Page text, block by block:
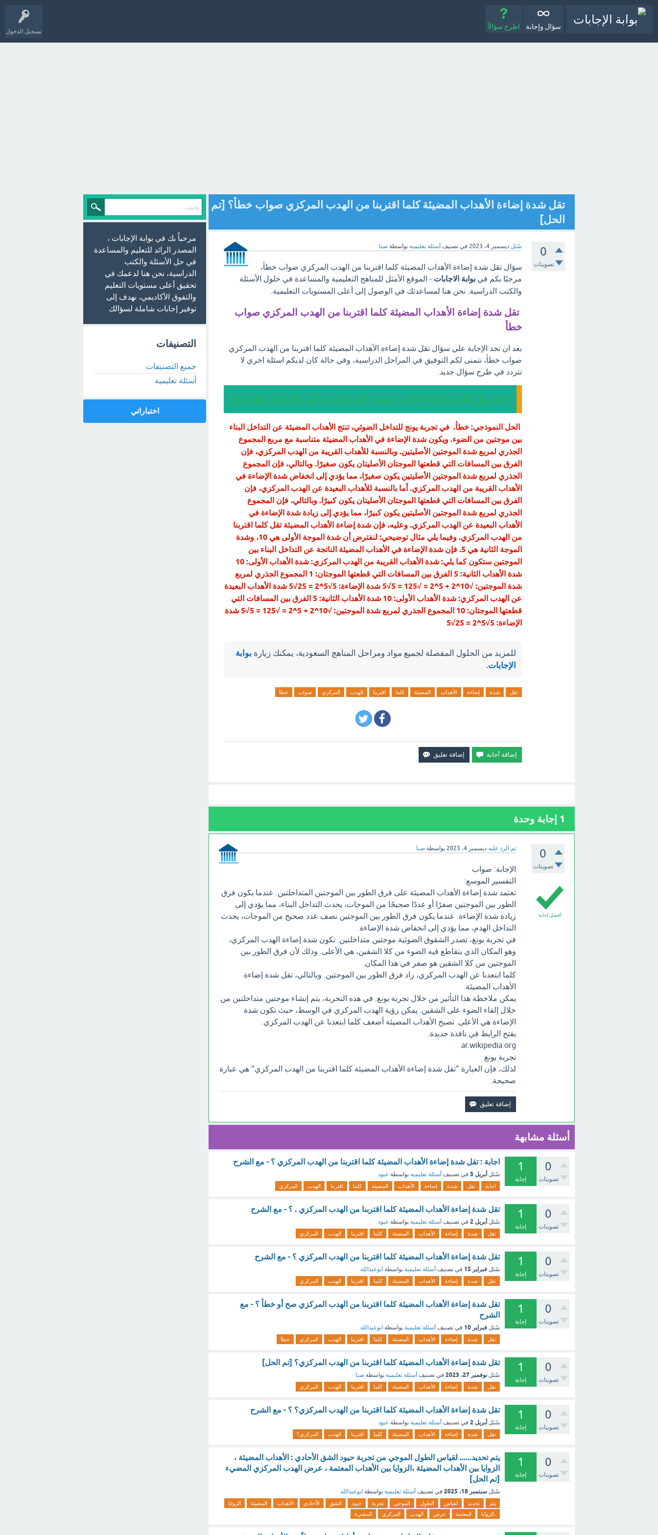
تسجيل الدخول
سؤال وإجابة اطرح سؤالاً
تقل شدة إضاءة الأهداب المضيئة كلما اقتربنا من الهدب المركزي صواب خطأ؟ [تم
الحل]
0
تصويتات
سُئل ديسمبر 4، 2023 في تصنيف أسئلة تعليمية بواسطة صبا
سؤال تقل شدة إضاءة الأهداب المضيئة كلما اقتربنا من الهدب المركزي صواب خطأ،
مرحبًا بكم في بوابة الاجابات - الموقع الأمثل للمناهج التعليمية والمساعدة في حلول الأسئلة
والكتب الدراسية. نحن هنا لمساعدتك في الوصول إلى أعلى المستويات التعليمية.
تقل شدة إضاءة الأهداب المضيئة كلما اقتربنا من الهدب المركزي صواب
خطأ
بعد ان تجد الإجابة علي سؤال تقل شدة إضاءة الأهداب المضيئة كلما اقتربنا من الهدب المركزي
صواب خطأ، نتمنى لكم التوفيق في المراحل الدراسية، وفي حالة كان لديكم اسئلة اخري لا
تتردد في طرح سؤال جديد.
إجابة سؤال تقل شدة إضاءة الأهداب المضيئة كلما اقتربنا من الهدب المركزي صواب خطأ
الحل النموذجي: خطأ. في تجربة يونج للتداخل الضوئي، تنتج الأهداب المضيئة عن التداخل البناء
بين موجتين من الضوء. ويكون شدة الإضاءة في الأهداب المضيئة متناسبة مع مربع المجموع
الجذري لمربع شدة الموجتين الأصليتين. وبالنسبة للأهداب القريبة من الهدب المركزي، فإن
الفرق بين المسافات التي قطعتها الموجتان الأصليتان يكون صغيرًا. وبالتالي، فإن المجموع
الجذري لمربع شدة الموجتين الأصليتين يكون صغيرًا، مما يؤدي إلى انخفاض شدة الإضاءة في
الأهداب القريبة من الهدب المركزي. أما بالنسبة للأهداب البعيدة عن الهدب المركزي، فإن
الفرق بين المسافات التي قطعتها الموجتان الأصليتان يكون كبيرًا. وبالتالي، فإن المجموع
الجذري لمربع شدة الموجتين الأصليتين يكون كبيرًا، مما يؤدي إلى زيادة شدة الإضاءة في
الأهداب البعيدة عن الهدب المركزي. وعليه، فإن شدة إضاءة الأهداب المضيئة تقل كلما اقتربنا
من الهدب المركزي. وفيما يلي مثال توضيحي: لنفترض أن شدة الموجة الأولى هي 10، وشدة
الموجة الثانية هي 5. فإن شدة الإضاءة في الأهداب المضيئة الناتجة عن التداخل البناء بين
الموجتين ستكون كما يلي: شدة الأهداب القريبة من الهدب المركزي: شدة الأهداب الأولى: 10
شدة الأهداب الثانية: 5 الفرق بين المسافات التي قطعتها الموجتان: 1 المجموع الجذري لمربع
شدة الموجتين: √10^2 + 5^2 = √125 = 5√5 شدة الإضاءة: 5√5^2 = 25√5 شدة الأهداب البعيدة
عن الهدب المركزي: شدة الأهداب الأولى: 10 شدة الأهداب الثانية: 5 الفرق بين المسافات التي
قطعتها الموجتان: 10 المجموع الجذري لمربع شدة الموجتين: √10^2 + 5^2 = √125 = 5√5 شدة
الإضاءة: 5√5^2 = 25√5
للمزيد من الحلول المفصلة لجميع مواد ومراحل المناهج السعودية، يمكنك زيارة بوابة
الإجابات.
تقل شدة إضاءة الأهداب المضيئة كلما اقتربنا الهدب المركزي صواب خطأ
1 إجابة وحدة
0
تصويتات
تم الرد عليه ديسمبر 4، 2023 بواسطة صبا
أفضل إجابة
الإجابة: صواب
التفسير الموسع:
تعتمد شدة إضاءة الأهداب المضيئة على فرق الطور بين الموجتين المتداخلتين. عندما يكون فرق
الطور بين الموجتين صفرًا أو عددًا صحيحًا من الموجات، يحدث التداخل البناء، مما يؤدي إلى
زيادة شدة الإضاءة. عندما يكون فرق الطور بين الموجتين نصف عدد صحيح من الموجات، يحدث
التداخل الهدم، مما يؤدي إلى انخفاض شدة الإضاءة.
في تجربة يونغ، تصدر الشقوق الضوئية موجتين متداخلتين. تكون شدة إضاءة الهدب المركزي،
وهو المكان الذي يتقاطع فيه الضوء من كلا الشقين، هي الأعلى. وذلك لأن فرق الطور بين
الموجتين من كلا الشقين هو صفر في هذا المكان.
كلما ابتعدنا عن الهدب المركزي، زاد فرق الطور بين الموجتين. وبالتالي، تقل شدة إضاءة
الأهداب المضيئة.
يمكن ملاحظة هذا التأثير من خلال تجربة يونغ. في هذه التجربة، يتم إنشاء موجتين متداخلتين من
خلال إلقاء الضوء على الشقين. يمكن رؤية الهدب المركزي في الوسط، حيث تكون شدة
الإضاءة هي الأعلى. تصبح الأهداب المضيئة أضعف كلما ابتعدنا عن الهدب المركزي.
يفتح الرابط في نافذة جديدة.
ar.wikipedia.org
تجربة يونغ
لذلك، فإن العبارة "تقل شدة إضاءة الأهداب المضيئة كلما اقتربنا من الهدب المركزي" هي عبارة
صحيحة.
أسئلة مشابهة
0
تصويتات
1
إجابة
اجابة : تقل شدة إضاءة الأهداب المضيئة كلما اقتربنا من الهدب المركزي ؟ - مع الشرح
سُئل أبريل 3 في تصنيف أسئلة تعليمية بواسطة عبود
اجابة تقل شدة إضاءة الأهداب المضيئة كلما اقتربنا الهدب المركزي
0
تصويتات
1
إجابة
تقل شدة إضاءة الأهداب المضيئة كلما اقتربنا من الهدب المركزي . ؟ - مع الشرح
سُئل أبريل 2 في تصنيف أسئلة تعليمية بواسطة عبود
تقل شدة إضاءة الأهداب المضيئة كلما اقتربنا الهدب المركزي
0
تصويتات
1
إجابة
تقل شدة إضاءة الأهداب المضيئة كلما اقتربنا من الهدب المركزي ؟ - مع الشرح
سُئل فبراير 15 في تصنيف أسئلة تعليمية بواسطة ابوعبدالله
تقل شدة إضاءة الأهداب المضيئة كلما اقتربنا الهدب المركزي
0
تصويتات
1
إجابة
تقل شدة إضاءة الأهداب المضيئة كلما اقتربنا من الهدب المركزي صح أو خطأ ؟ - مع
الشرح
سُئل فبراير 10 في تصنيف أسئلة تعليمية بواسطة ابوعبدالله
تقل شدة إضاءة الأهداب المضيئة كلما اقتربنا الهدب المركزي خطأ
0
تصويتات
1
إجابة
تقل شدة إضاءة الأهداب المضيئة كلما اقتربنا من الهدب المركزي؟ [تم الحل]
سُئل نوفمبر 27، 2023 في تصنيف أسئلة تعليمية بواسطة صبا
تقل شدة إضاءة الأهداب المضيئة كلما اقتربنا الهدب المركزي
0
تصويتات
1
إجابة
تقل شدة إضاءة الأهداب المضيئة كلما اقتربنا من الهدب المركزي؟ ؟ - مع الشرح
سُئل أبريل 2 في تصنيف أسئلة تعليمية بواسطة عبود
تقل شدة إضاءة الأهداب المضيئة كلما اقتربنا الهدب المركزي؟
0
تصويتات
1
إجابة
يتم تحديد...... لقياس الطول الموجي من تجربة حيود الشق الأحادي : الأهداب المضيئة ،
الزوايا بين الأهداب المضيئة ،الزوايا بين الأهداب المعتمة ، عرض الهدب المركزي المضيء
[تم الحل]
سُئل سبتمبر 18، 2025 في تصنيف أسئلة تعليمية بواسطة ابوعبدالله
يتم تحديد لقياس الطول الموجي تجربة حيود الشق الأحادي الأهداب المضيئة
الزوايا
،الزوايا
المعتمة عرض الهدب المركزي المضيء
مرحباً بك في بوابة الإجابات ،
المصدر الرائد للتعليم والمساعدة
في حل الأسئلة والكتب
الدراسية، نحن هنا لدعمك في
تحقيق أعلى مستويات التعليم
والتفوق الأكاديمي، نهدف إلى
توفير إجابات شاملة لسؤالك
التصنيفات
جميع التصنيفات
أسئلة تعليمية
اختباراتي